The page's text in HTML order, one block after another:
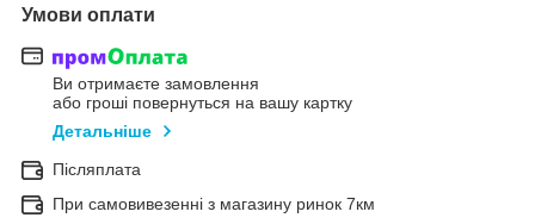
Умови оплати
Ви отримаєте замовлення
або гроші повернуться на вашу картку
Детальніше
Післяплата
При самовивезенні з магазину ринок 7км